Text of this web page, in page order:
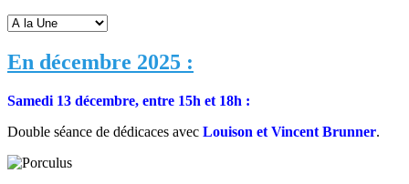
En décembre 2025 :
Samedi 13 décembre, entre 15h et 18h :
Double séance de dédicaces avec Louison et Vincent Brunner.